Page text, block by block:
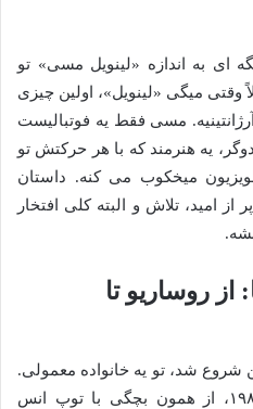
ای به اندازه «لینویل مسی» تو
میگی «لینویل»، اولین چیزی
مسی فقط یه فوتبالیست
یه هنرمند که با هر حرکتش تو
میخکوب می کنه. داستان
از امید، تلاش و البته کلی افتخار
از روساریو تا
شروع شد، تو یه خانواده معمولی.
لیونل مسی، متولد ۲۴ ژوئن ۱۹۸۷، از همون بچگی با توپ انس